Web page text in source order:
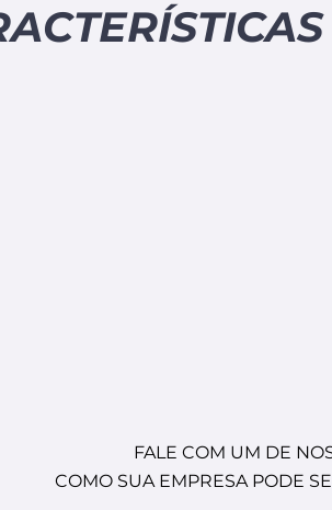
FALE COM UM DE
COMO SUA EMPRESA PODE